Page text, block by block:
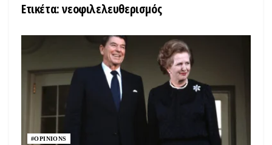
Ετικέτα:νεοφιλελευθερισμός
#OPINIONS